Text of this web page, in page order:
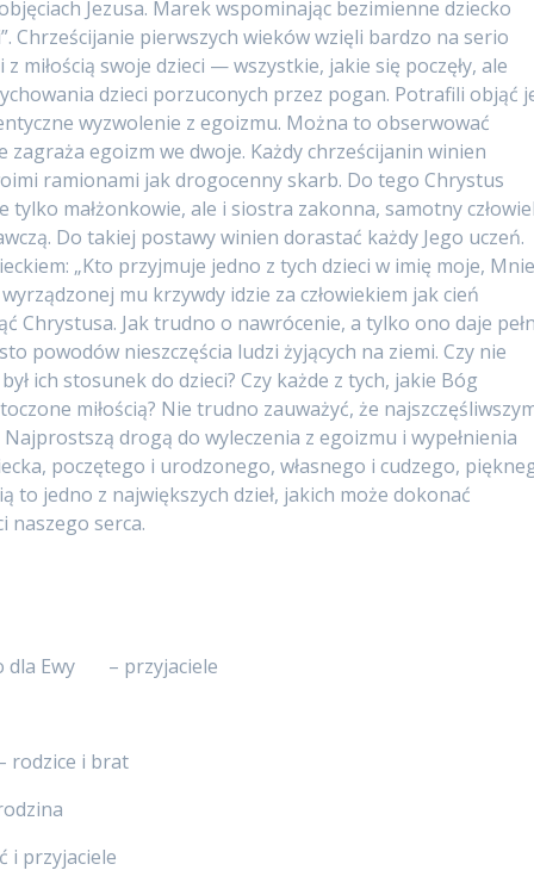
Jezusa. Marek wspominając bezimienne dziecko
Chrześcijanie pierwszych wieków wzięli bardzo na serio
miłością swoje dzieci — wszystkie, jakie się poczęły, ale
dzieci porzuconych przez pogan. Potrafili objąć
wyzwolenie z egoizmu. Można to obserwować
zagraża egoizm we dwoje. Każdy chrześcijanin winien
ramionami jak drogocenny skarb. Do tego Chrystus
małżonkowie, ale i siostra zakonna, samotny
Do takiej postawy winien dorastać każdy Jego uczeń.
„Kto przyjmuje jedno z tych dzieci w imię moje,
mu krzywdy idzie za człowiekiem jak cień
Chrystusa. Jak trudno o nawrócenie, a tylko ono daje
powodów nieszczęścia ludzi żyjących na ziemi. Czy nie
ich stosunek do dzieci? Czy każde z tych, jakie Bóg
miłością? Nie trudno zauważyć, że
drogą do wyleczenia z egoizmu i wypełnienia
poczętego i urodzonego, własnego i cudzego,
to jedno z największych dzieł, jakich może dokonać
naszego serca.
dla Ewy – przyjaciele
i brat
przyjaciele